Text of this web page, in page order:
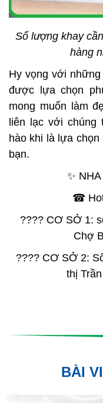
Số lượng khay
hàng
Hy vọng với
được lựa chọn
mong muốn làm
liên lạc với
hào khi là lựa
bạn.
✨
☎
???? CƠ SỞ 1:
Chợ
???? CƠ SỞ 2:
thị
BÀI